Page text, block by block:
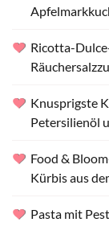
Ricotta-
Knusprigste
Petersilienöl
Food &
Kürbis aus
Pasta mit